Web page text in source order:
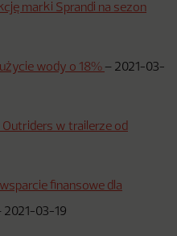
marki Sprandi na sezon
wody o 18% – 2021-03-
w trailerze od
finansowe dla
2021-03-19